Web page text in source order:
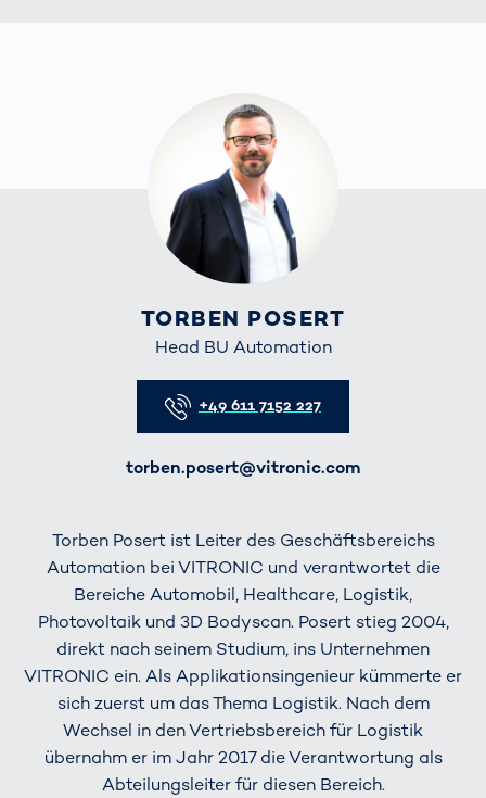
TORBEN POSERT
Head BU Automation
+49 611 7152 227
torben.posert@vitronic.com
Torben Posert ist Leiter des Geschäftsbereichs
Automation bei VITRONIC und verantwortet die
Bereiche Automobil, Healthcare, Logistik,
Photovoltaik und 3D Bodyscan. ​Posert stieg 2004,
direkt nach seinem Studium, ins Unternehmen
VITRONIC ein. Als Applikationsingenieur kümmerte er
sich zuerst um das Thema Logistik. Nach dem
Wechsel in den Vertriebsbereich für Logistik
übernahm er im Jahr 2017 die Verantwortung als
Abteilungsleiter für diesen Bereich.